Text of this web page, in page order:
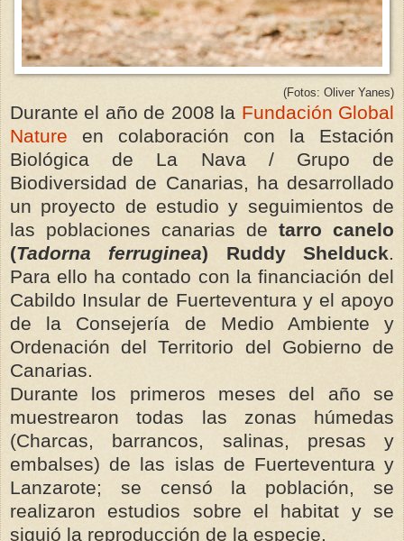
(Fotos: Oliver Yanes)
Durante el año de 2008 la Fundación Global
Nature en colaboración con la Estación
Biológica de La Nava / Grupo de
Biodiversidad de Canarias, ha desarrollado
un proyecto de estudio y seguimientos de
las poblaciones canarias de tarro canelo
(Tadorna ferruginea) Ruddy Shelduck.
Para ello ha contado con la financiación del
Cabildo Insular de Fuerteventura y el apoyo
de la Consejería de Medio Ambiente y
Ordenación del Territorio del Gobierno de
Canarias.
Durante los primeros meses del año se
muestrearon todas las zonas húmedas
(Charcas, barrancos, salinas, presas y
embalses) de las islas de Fuerteventura y
Lanzarote; se censó la población, se
realizaron estudios sobre el habitat y se
siguió la reproducción de la especie.